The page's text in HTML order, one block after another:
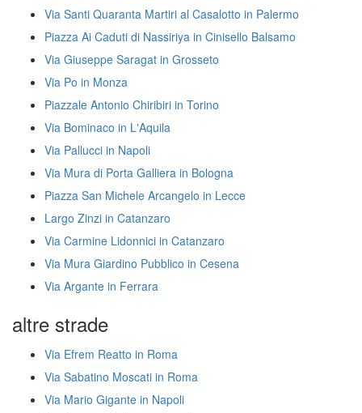
Via Santi Quaranta Martiri al Casalotto in Palermo
Piazza Ai Caduti di Nassiriya in Cinisello Balsamo
Via Giuseppe Saragat in Grosseto
Via Po in Monza
Piazzale Antonio Chiribiri in Torino
Via Bominaco in L'Aquila
Via Pallucci in Napoli
Via Mura di Porta Galliera in Bologna
Piazza San Michele Arcangelo in Lecce
Largo Zinzi in Catanzaro
Via Carmine Lidonnici in Catanzaro
Via Mura Giardino Pubblico in Cesena
Via Argante in Ferrara
altre strade
Via Efrem Reatto in Roma
Via Sabatino Moscati in Roma
Via Mario Gigante in Napoli